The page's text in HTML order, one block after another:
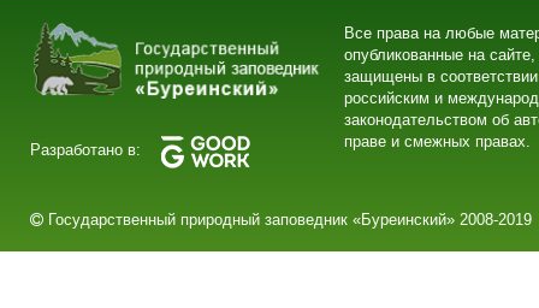
Разработано в:
Все права на любые
опубликованные на сайте,
защищены в
российским и
законодательством об
праве и смежных правах.
Государственный природный заповедник «Буреинский» 2008-2019